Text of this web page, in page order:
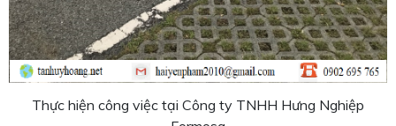
Thực hiện công việc tại Công ty TNHH Hưng Nghiệp